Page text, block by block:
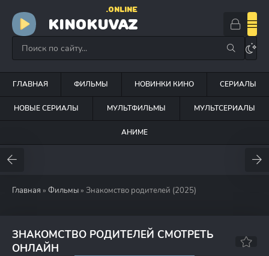
KINOKUVAZ
.ONLINE
ГЛАВНАЯ ФИЛЬМЫ НОВИНКИ КИНО СЕРИАЛЫ
НОВЫЕ СЕРИАЛЫ МУЛЬТФИЛЬМЫ МУЛЬТСЕРИАЛЫ
АНИМЕ
Главная » Фильмы » Знакомство родителей (2025)
ЗНАКОМСТВО РОДИТЕЛЕЙ СМОТРЕТЬ
ОНЛАЙН
7.4